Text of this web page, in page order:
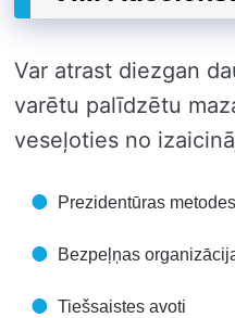
Var atrast diezgan
varētu palīdzētu
veseļoties no
Prezidentūras
Bezpeļņas
Tiešsaistes avoti